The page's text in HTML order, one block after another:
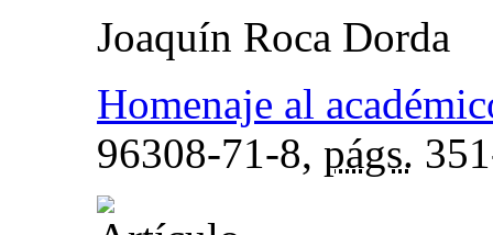
Joaquín Roca Dorda
Homenaje al
96308-71-8, págs.